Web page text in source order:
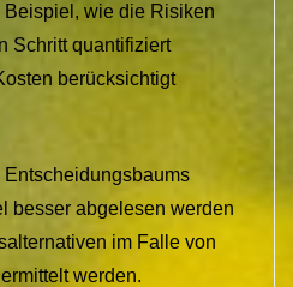
Beispiel, wie die Risiken
Schritt quantifiziert
berücksichtigt
besser abgelesen werden
im Falle von
werden.